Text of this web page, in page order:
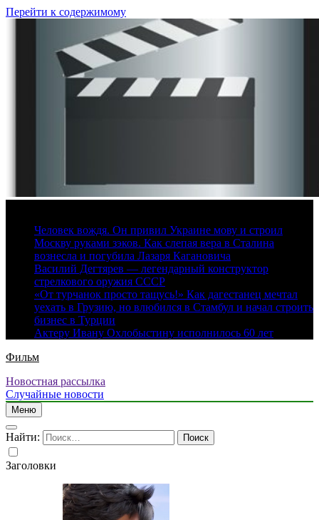
Перейти к содержимому
Человек вождя. Он привил Украине мову и строил
Москву руками зэков. Как слепая вера в Сталина
вознесла и погубила Лазаря Кагановича
Василий Дегтярев — легендарный конструктор
стрелкового оружия СССР
«От турчанок просто тащусь!» Как дагестанец мечтал
уехать в Грузию, но влюбился в Стамбул и начал строить
бизнес в Турции
Актеру Ивану Охлобыстину исполнилось 60 лет
Фильм
Новостная рассылка
Случайные новости
Меню
Найти:
Заголовки